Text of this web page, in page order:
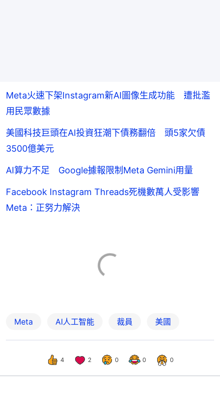
Meta火速下架Instagram新AI圖像生成功能 遭批濫
用民眾數據
美國科技巨頭在AI投資狂潮下債務翻倍 頭5家欠債
3500億美元
AI算力不足 Google據報限制Meta Gemini用量
Facebook Instagram Threads死機數萬人受影響
Meta：正努力解決
Meta AI人工智能 裁員 美國
4 2 0 0 0